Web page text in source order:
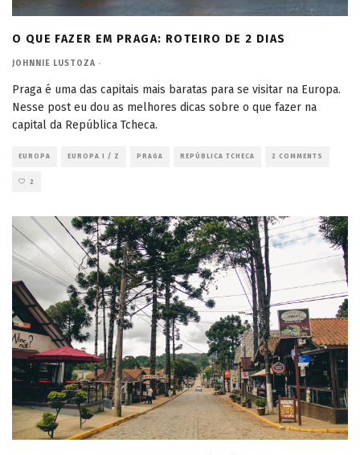
O QUE FAZER EM PRAGA: ROTEIRO DE 2 DIAS
JOHNNIE LUSTOZA ·
Praga é uma das capitais mais baratas para se visitar na Europa.
Nesse post eu dou as melhores dicas sobre o que fazer na
capital da República Tcheca.
EUROPA EUROPA I / Z PRAGA REPÚBLICA TCHECA 2 COMMENTS
2